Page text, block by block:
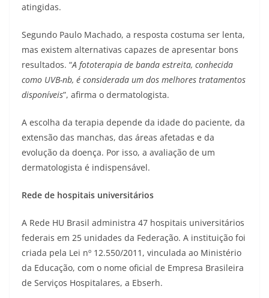
atingidas.
Segundo Paulo Machado, a resposta costuma ser lenta,
mas existem alternativas capazes de apresentar bons
resultados. “A fototerapia de banda estreita, conhecida
como UVB-nb, é considerada um dos melhores tratamentos
disponíveis”, afirma o dermatologista.
A escolha da terapia depende da idade do paciente, da
extensão das manchas, das áreas afetadas e da
evolução da doença. Por isso, a avaliação de um
dermatologista é indispensável.
Rede de hospitais universitários
A Rede HU Brasil administra 47 hospitais universitários
federais em 25 unidades da Federação. A instituição foi
criada pela Lei nº 12.550/2011, vinculada ao Ministério
da Educação, com o nome oficial de Empresa Brasileira
de Serviços Hospitalares, a Ebserh.